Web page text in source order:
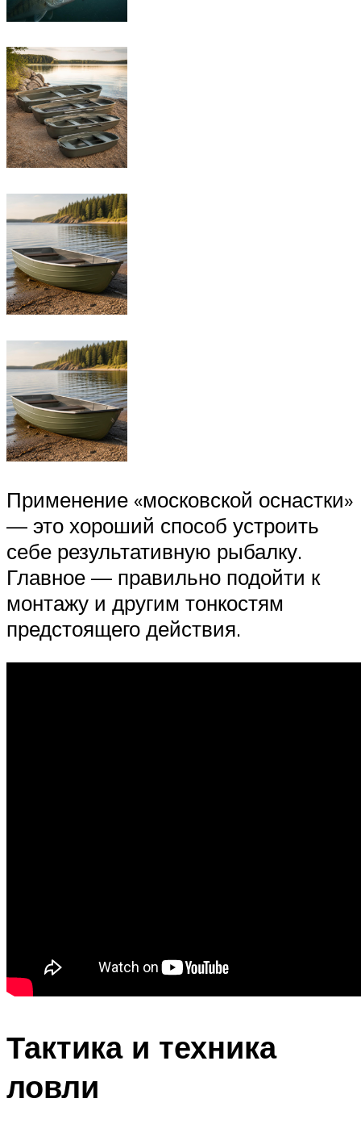
Применение «московской оснастки»
— это хороший способ устроить
себе результативную рыбалку.
Главное — правильно подойти к
монтажу и другим тонкостям
предстоящего действия.
Тактика и техника
ловли